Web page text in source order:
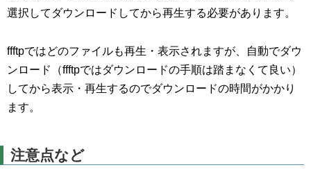
選択してダウンロードしてから再生する必要があります。
ffftpではどのファイルも再生・表示されますが、自動でダウ
ンロード（ffftpではダウンロードの手順は踏まなくて良い）
してから表示・再生するのでダウンロードの時間がかかり
ます。
注意点など